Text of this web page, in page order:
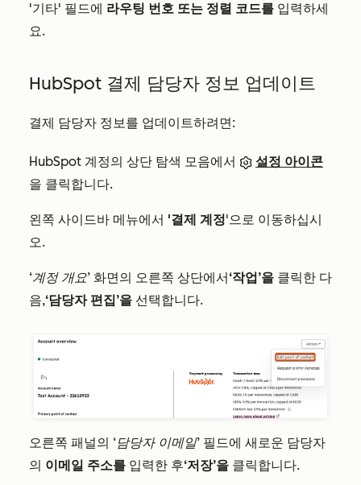
'기타' 필드에 라우팅 번호 또는 정렬 코드를 입력하세
요.
HubSpot 결제 담당자 정보 업데이트
결제 담당자 정보를 업데이트하려면:
HubSpot 계정의 상단 탐색 모음에서
설정 아이콘
을 클릭합니다.
왼쪽 사이드바 메뉴에서 '결제 계정'으로 이동하십시
오.
‘계정 개요’ 화면의 오른쪽 상단에서‘작업’을 클릭한 다
음,‘담당자 편집’을 선택합니다.
오른쪽 패널의 ‘담당자 이메일’ 필드에 새로운 담당자
의 이메일 주소를 입력한 후‘저장’을 클릭합니다.